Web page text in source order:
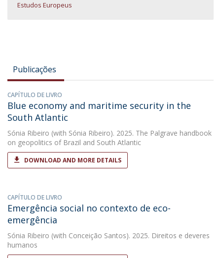
Estudos Europeus
Publicações
CAPÍTULO DE LIVRO
Blue economy and maritime security in the
South Atlantic
Sónia Ribeiro (with Sónia Ribeiro). 2025. The Palgrave handbook
on geopolitics of Brazil and South Atlantic
DOWNLOAD AND MORE DETAILS
CAPÍTULO DE LIVRO
Emergência social no contexto de eco-
emergência
Sónia Ribeiro (with Conceição Santos). 2025. Direitos e deveres
humanos